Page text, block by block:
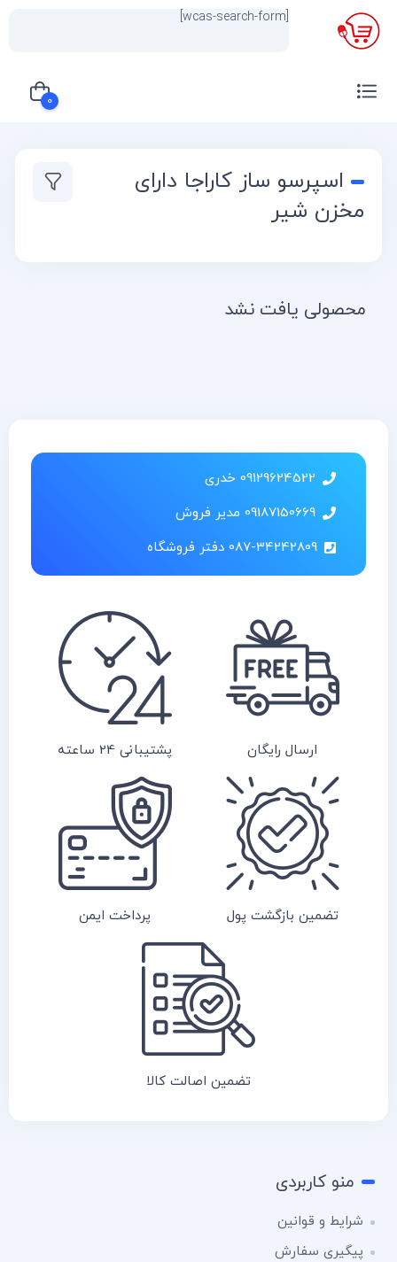
[wcas-search-form] ×
0
سبد خرید شما خالی است
اسپرسو ساز کاراجا دارای
مخزن شیر
محصولی یافت نشد
09129624522 خدری
09187150669 مدیر فروش
087-34242809 دفتر فروشگاه
ارسال رایگان پشتیبانی 24 ساعته
تضمین بازگشت پول پرداخت ایمن
تضمین اصالت کالا
منو کاربردی
شرایط و قوانین
پیگیری سفارش